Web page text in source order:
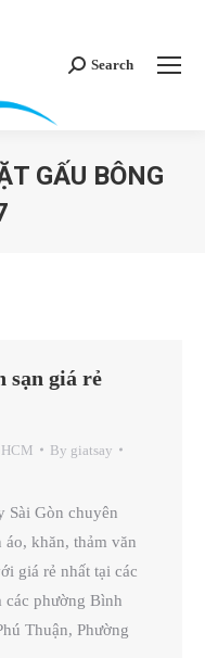
Search:
Search
GẤU BÔNG
sạn giá rẻ
By giatsay
Sài Gòn chuyên
áo, khăn, thảm văn
giá rẻ nhất tại các
các phường Bình
Thuận, Phường